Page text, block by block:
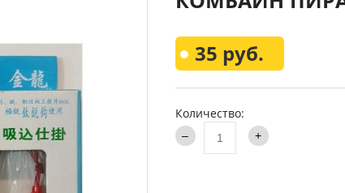
обувь
туристические
хищника
столы
Всё
Каталог
35 руб.
Количество: